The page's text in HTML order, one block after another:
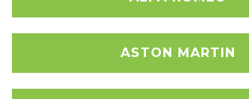
ASTON MARTIN